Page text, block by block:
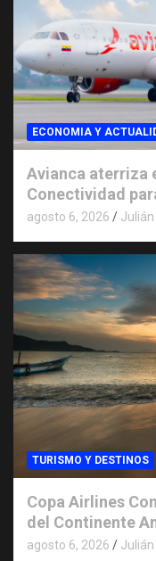
ECONOMIA Y
Avianca aterriza
Conectividad
agosto 6, 2026
TURISMO Y DESTINOS
Copa Airlines
del Continente
agosto 6, 2026